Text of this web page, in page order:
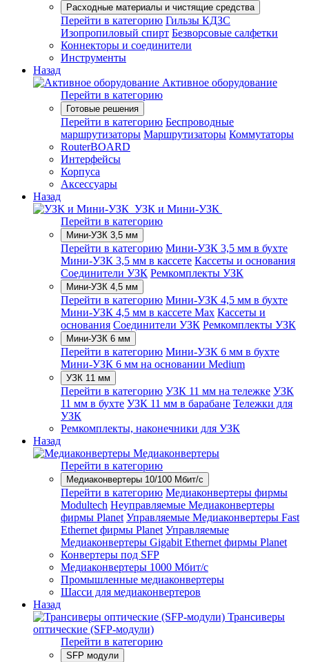
Расходные материалы и чистящие средства
Перейти в категорию Гильзы КДЗС
Изопропиловый спирт Безворсовые салфетки
Коннекторы и соединители
Инструменты
Назад
Активное оборудование
Перейти в категорию
Готовые решения
Перейти в категорию Беспроводные
маршрутизаторы Маршрутизаторы Коммутаторы
RouterBOARD
Интерфейсы
Корпуса
Аксессуары
Назад
УЗК и Мини-УЗК
Перейти в категорию
Мини-УЗК 3,5 мм
Перейти в категорию Мини-УЗК 3,5 мм в бухте
Мини-УЗК 3,5 мм в кассете Кассеты и основания
Соединители УЗК Ремкомплекты УЗК
Мини-УЗК 4,5 мм
Перейти в категорию Мини-УЗК 4,5 мм в бухте
Мини-УЗК 4,5 мм в кассете Max Кассеты и
основания Соединители УЗК Ремкомплекты УЗК
Мини-УЗК 6 мм
Перейти в категорию Мини-УЗК 6 мм в бухте
Мини-УЗК 6 мм на основании Medium
УЗК 11 мм
Перейти в категорию УЗК 11 мм на тележке УЗК
11 мм в бухте УЗК 11 мм в барабане Тележки для
УЗК
Ремкомплекты, наконечники для УЗК
Назад
Медиаконвертеры
Перейти в категорию
Медиаконвертеры 10/100 Мбит/с
Перейти в категорию Медиаконвертеры фирмы
Modultech Неуправляемые Медиаконвертеры
фирмы Planet Управляемые Медиаконвертеры Fast
Ethernet фирмы Planet Управляемые
Медиаконвертеры Gigabit Ethernet фирмы Planet
Конвертеры под SFP
Медиаконвертеры 1000 Мбит/с
Промышленные медиаконвертеры
Шасси для медиаконвертеров
Назад
Трансиверы
оптические (SFP-модули)
Перейти в категорию
SFP модули